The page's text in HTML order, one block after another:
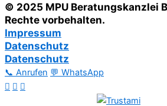
© 2025 MPU Beratungskanzlei
Rechte vorbehalten.
Impressum
Datenschutz
Datenschutz
📞 Anrufen 💬 WhatsApp